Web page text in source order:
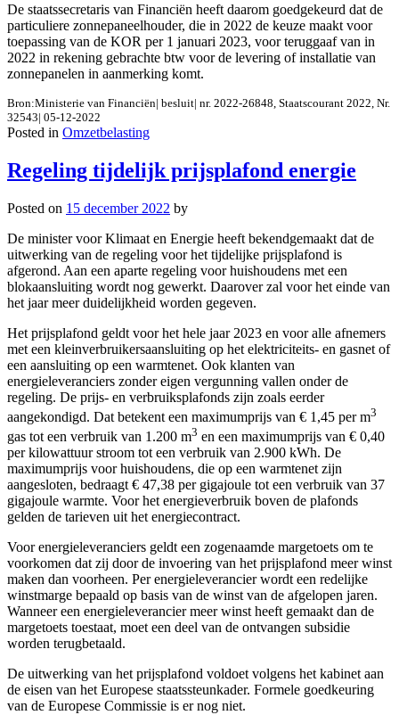
De staatssecretaris van Financiën heeft daarom goedgekeurd dat de
particuliere zonnepaneelhouder, die in 2022 de keuze maakt voor
toepassing van de KOR per 1 januari 2023, voor teruggaaf van in
2022 in rekening gebrachte btw voor de levering of installatie van
zonnepanelen in aanmerking komt.
Bron:Ministerie van Financiën| besluit| nr. 2022-26848, Staatscourant 2022, Nr.
32543| 05-12-2022
Posted in Omzetbelasting
Regeling tijdelijk prijsplafond energie
Posted on 15 december 2022 by
De minister voor Klimaat en Energie heeft bekendgemaakt dat de
uitwerking van de regeling voor het tijdelijke prijsplafond is
afgerond. Aan een aparte regeling voor huishoudens met een
blokaansluiting wordt nog gewerkt. Daarover zal voor het einde van
het jaar meer duidelijkheid worden gegeven.
Het prijsplafond geldt voor het hele jaar 2023 en voor alle afnemers
met een kleinverbruikersaansluiting op het elektriciteits- en gasnet of
een aansluiting op een warmtenet. Ook klanten van
energieleveranciers zonder eigen vergunning vallen onder de
regeling. De prijs- en verbruiksplafonds zijn zoals eerder
aangekondigd. Dat betekent een maximumprijs van € 1,45 per m3
gas tot een verbruik van 1.200 m3 en een maximumprijs van € 0,40
per kilowattuur stroom tot een verbruik van 2.900 kWh. De
maximumprijs voor huishoudens, die op een warmtenet zijn
aangesloten, bedraagt € 47,38 per gigajoule tot een verbruik van 37
gigajoule warmte. Voor het energieverbruik boven de plafonds
gelden de tarieven uit het energiecontract.
Voor energieleveranciers geldt een zogenaamde margetoets om te
voorkomen dat zij door de invoering van het prijsplafond meer winst
maken dan voorheen. Per energieleverancier wordt een redelijke
winstmarge bepaald op basis van de winst van de afgelopen jaren.
Wanneer een energieleverancier meer winst heeft gemaakt dan de
margetoets toestaat, moet een deel van de ontvangen subsidie
worden terugbetaald.
De uitwerking van het prijsplafond voldoet volgens het kabinet aan
de eisen van het Europese staatssteunkader. Formele goedkeuring
van de Europese Commissie is er nog niet.